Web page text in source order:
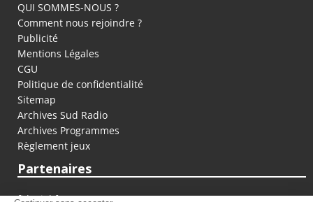
QUI SOMMES-NOUS ?
Comment nous rejoindre ?
Publicité
Mentions Légales
CGU
Politique de confidentialité
Sitemap
Archives Sud Radio
Archives Programmes
Règlement jeux
Partenaires
fiducial.fr